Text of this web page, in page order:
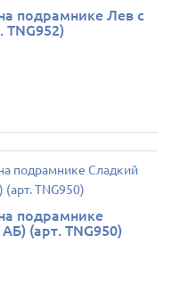
подрамнике Лев с
TNG952)
подрамнике
(арт. TNG950)